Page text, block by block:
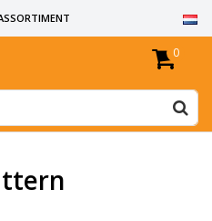
RECHT
ZIJN ONGEBOORD
0